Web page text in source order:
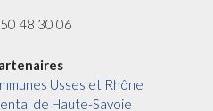
48 30 06
Usses et Rhône
de Haute-Savoie